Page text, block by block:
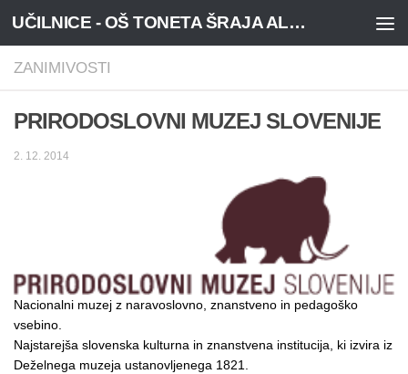
Skoči na vsebino UČILNICE - OŠ TONETA ŠRAJA ALJOŠE, NOVA VAS
ZANIMIVOSTI
PRIRODOSLOVNI MUZEJ SLOVENIJE
2. 12. 2014
Nacionalni muzej z naravoslovno, znanstveno in pedagoško
vsebino.
Najstarejša slovenska kulturna in znanstvena institucija, ki izvira iz
Deželnega muzeja ustanovljenega 1821.